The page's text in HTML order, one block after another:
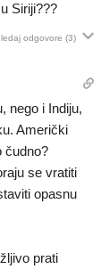
Siriji???
odgovore (3)
nego i Indiju,
Američki
čudno?
se vratiti
opasnu
prati